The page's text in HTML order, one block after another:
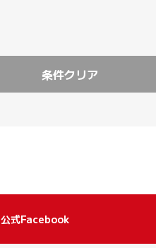
条件クリア
公式Facebook